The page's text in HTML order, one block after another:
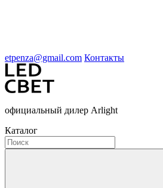
etpenza@gmail.com Контакты
официальный дилер Arlight
Каталог